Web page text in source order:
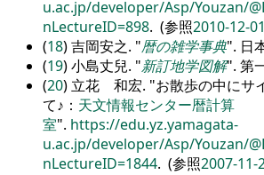
u.ac.jp/developer/Asp/Youzan/
nLectureID=898. (参照2010-12-01
(18) 吉岡安之. 暦の雑学事典 . 日
(19) 小島丈兒. 新訂地学図解 . 第
(20) 立花 和宏. お散歩の中にサ
て♪： 天文情報センター暦計算
室 . https://edu.yz.yamagata-
u.ac.jp/developer/Asp/Youzan/
nLectureID=1844. (参照2007-11-